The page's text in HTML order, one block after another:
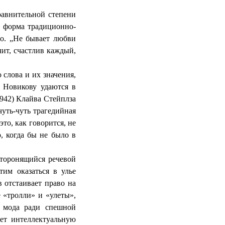
степени
традиционно-
„Не бывает любви
счастлив каждый,
и их значения,
удаются в
Клайва Стейплза
чуть трагедийная
как говорится, не
когда бы не было в
речевой
оказаться в улье
право на
и «улеты»,
мода ради спешной
интеллектуальную